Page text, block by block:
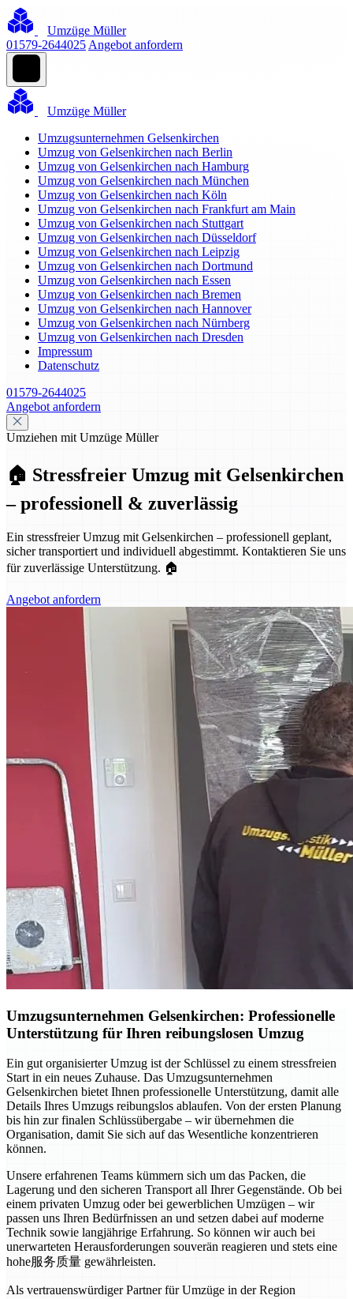
Umzüge Müller
01579-2644025 Angebot anfordern
Umzüge Müller
Umzugsunternehmen Gelsenkirchen
Umzug von Gelsenkirchen nach Berlin
Umzug von Gelsenkirchen nach Hamburg
Umzug von Gelsenkirchen nach München
Umzug von Gelsenkirchen nach Köln
Umzug von Gelsenkirchen nach Frankfurt am Main
Umzug von Gelsenkirchen nach Stuttgart
Umzug von Gelsenkirchen nach Düsseldorf
Umzug von Gelsenkirchen nach Leipzig
Umzug von Gelsenkirchen nach Dortmund
Umzug von Gelsenkirchen nach Essen
Umzug von Gelsenkirchen nach Bremen
Umzug von Gelsenkirchen nach Hannover
Umzug von Gelsenkirchen nach Nürnberg
Umzug von Gelsenkirchen nach Dresden
Impressum
Datenschutz
01579-2644025
Angebot anfordern
Umziehen mit Umzüge Müller
🏠 Stressfreier Umzug mit Gelsenkirchen
– professionell & zuverlässig
Ein stressfreier Umzug mit Gelsenkirchen – professionell geplant,
sicher transportiert und individuell abgestimmt. Kontaktieren Sie uns
für zuverlässige Unterstützung. 🏠
Angebot anfordern
Umzugsunternehmen Gelsenkirchen: Professionelle
Unterstützung für Ihren reibungslosen Umzug
Ein gut organisierter Umzug ist der Schlüssel zu einem stressfreien
Start in ein neues Zuhause. Das Umzugsunternehmen
Gelsenkirchen bietet Ihnen professionelle Unterstützung, damit alle
Details Ihres Umzugs reibungslos ablaufen. Von der ersten Planung
bis hin zur finalen Schlüssübergabe – wir übernehmen die
Organisation, damit Sie sich auf das Wesentliche konzentrieren
können.
Unsere erfahrenen Teams kümmern sich um das Packen, die
Lagerung und den sicheren Transport all Ihrer Gegenstände. Ob bei
einem privaten Umzug oder bei gewerblichen Umzügen – wir
passen uns Ihren Bedürfnissen an und setzen dabei auf moderne
Technik sowie langjährige Erfahrung. So können wir auch bei
unerwarteten Herausforderungen souverän reagieren und stets eine
hohe服务质量 gewährleisten.
Als vertrauenswürdiger Partner für Umzüge in der Region